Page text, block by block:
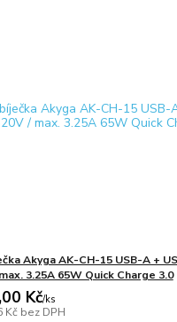
Akyga AK-CH-15 USB-A +
3.25A 65W Quick Charge 3.0
Kč/ks
Kč bez DPH